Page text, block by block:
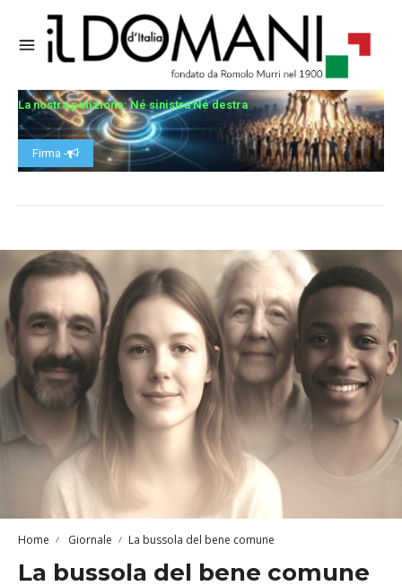
La nostra petizione: Né sinistra Né destra
Firma -
Home Giornale La bussola del bene comune
La bussola del bene comune